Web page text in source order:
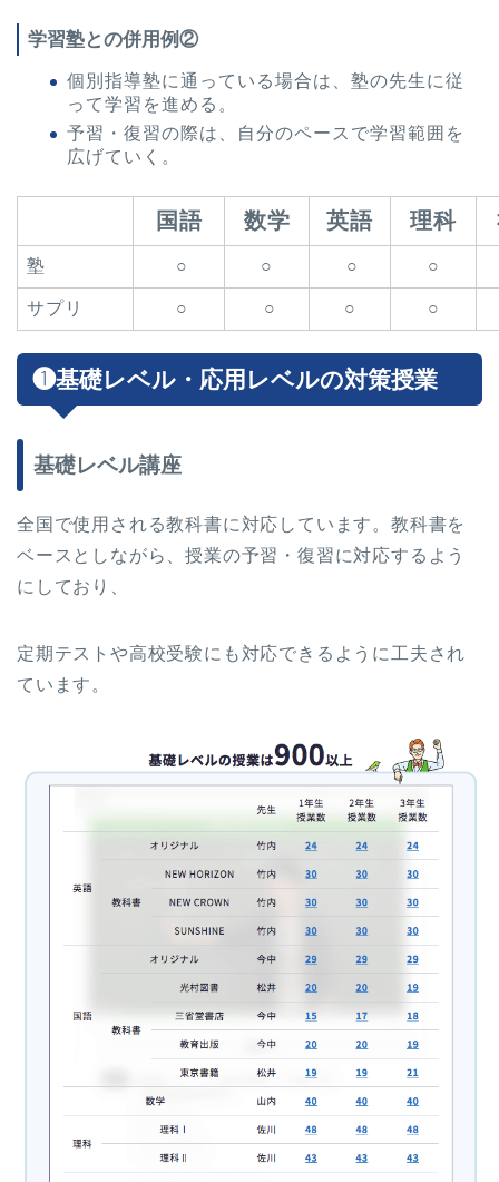
学習塾との併用例②
個別指導塾に通っている場合は、塾の先生に従
って学習を進める。
予習・復習の際は、自分のペースで学習範囲を
広げていく。
国語 数学 英語 理科
塾 ○ ○ ○ ○
サプリ ○ ○ ○ ○
❶基礎レベル・応用レベルの対策授業
基礎レベル講座
全国で使用される教科書に対応しています。教科書を
ベースとしながら、授業の予習・復習に対応するよう
にしており、
定期テストや高校受験にも対応できるように工夫され
ています。